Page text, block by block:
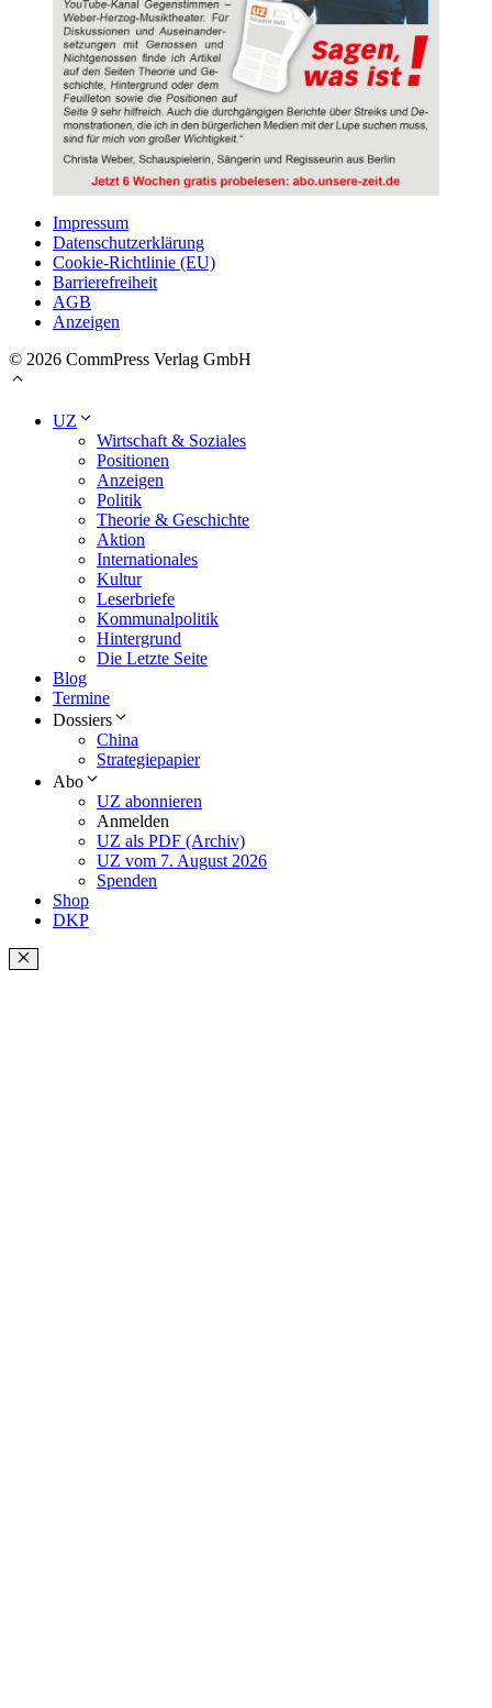
Impressum
Datenschutzerklärung
Cookie-Richtlinie (EU)
Barrierefreiheit
AGB
Anzeigen
© 2026 CommPress Verlag GmbH
UZ
Wirtschaft & Soziales
Positionen
Anzeigen
Politik
Theorie & Geschichte
Aktion
Internationales
Kultur
Leserbriefe
Kommunalpolitik
Hintergrund
Die Letzte Seite
Blog
Termine
Dossiers
China
Strategiepapier
Abo
UZ abonnieren
Anmelden
UZ als PDF (Archiv)
UZ vom 7. August 2026
Spenden
Shop
DKP
Schließen